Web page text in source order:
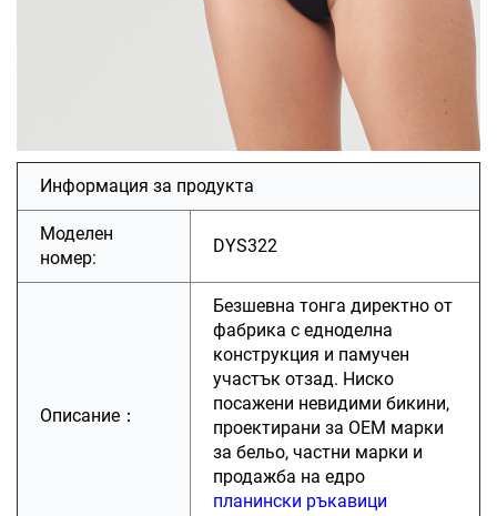
Информация за продукта
Моделен
номер:
DYS322
Описание：
Безшевна тонга директно от
фабрика с едноделна
конструкция и памучен
участък отзад. Ниско
посажени невидими бикини,
проектирани за OEM марки
за бельо, частни марки и
продажба на едро
планински ръкавици